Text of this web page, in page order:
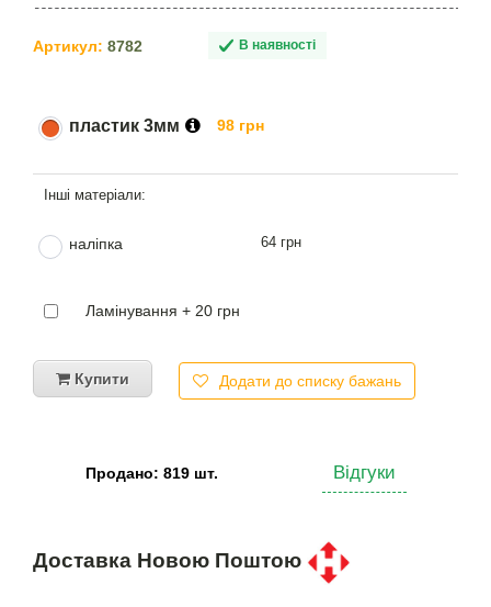
Артикул: 8782 В наявності
пластик 3мм 98 грн
наліпка 64 грн
Ламінування + 20 грн
Купити Додати до списку бажань
Продано: 819 шт. Відгуки
Доставка Новою Поштою